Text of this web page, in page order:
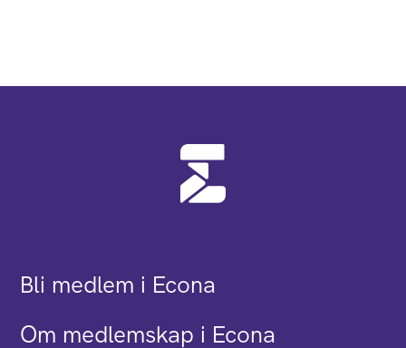
Bli medlem i Econa
Om medlemskap i Econa